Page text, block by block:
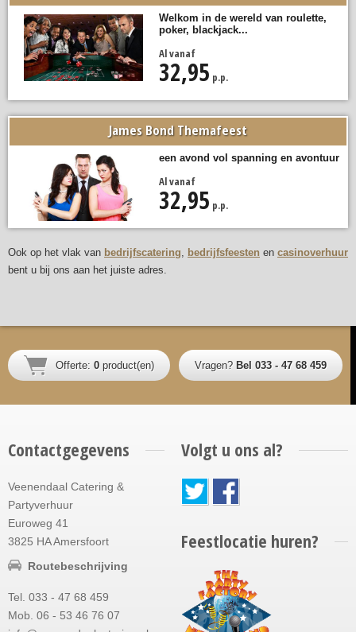
Welkom in de wereld van roulette,
poker, blackjack...
Al vanaf
32,95 p.p.
James Bond Themafeest
een avond vol spanning en avontuur
Al vanaf
32,95 p.p.
Ook op het vlak van bedrijfscatering, bedrijfsfeesten en casinoverhuur
bent u bij ons aan het juiste adres.
Offerte: 0 product(en) Vragen? Bel 033 - 47 68 459
Contactgegevens
Veenendaal Catering &
Partyverhuur
Euroweg 41
3825 HA Amersfoort
Routebeschrijving
Tel. 033 - 47 68 459
Mob. 06 - 53 46 76 07
Volgt u ons al?
Feestlocatie huren?